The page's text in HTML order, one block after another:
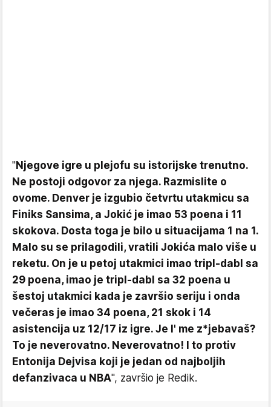
"Njegove igre u plejofu su istorijske trenutno.
Ne postoji odgovor za njega. Razmislite o
ovome. Denver je izgubio četvrtu utakmicu sa
Finiks Sansima, a Jokić je imao 53 poena i 11
skokova. Dosta toga je bilo u situacijama 1 na 1.
Malo su se prilagodili, vratili Jokića malo više u
reketu. On je u petoj utakmici imao tripl-dabl sa
29 poena, imao je tripl-dabl sa 32 poena u
šestoj utakmici kada je završio seriju i onda
večeras je imao 34 poena, 21 skok i 14
asistencija uz 12/17 iz igre. Je l' me z*jebavaš?
To je neverovatno. Neverovatno! I to protiv
Entonija Dejvisa koji je jedan od najboljih
defanzivaca u NBA", završio je Redik.